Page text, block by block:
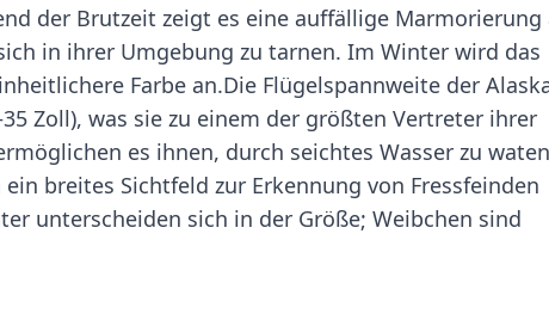
der Brutzeit zeigt es eine auffällige Marmorierung
in ihrer Umgebung zu tarnen. Im Winter wird das
Farbe an.Die Flügelspannweite der
Zoll), was sie zu einem der größten Vertreter ihrer
es ihnen, durch seichtes Wasser zu
breites Sichtfeld zur Erkennung von Fressfeinden
unterscheiden sich in der Größe; Weibchen sind